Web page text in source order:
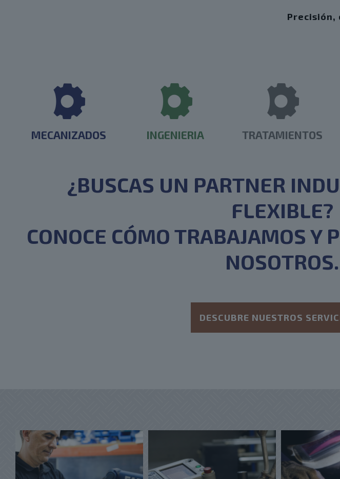
Precisión,
MECANIZADOS INGENIERIA TRATAMIENTOS
¿BUSCAS UN PARTNER
FLEXIBLE?
CONOCE CÓMO TRABAJAMOS Y
NOSOTROS.
DESCUBRE NUESTROS